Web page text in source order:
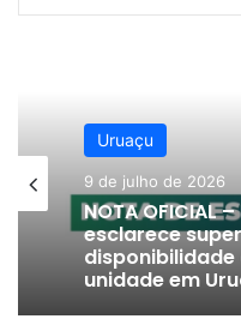
Uruaçu
9 de julho de 2026
NOTA OFICIAL
esclarece
unidade em